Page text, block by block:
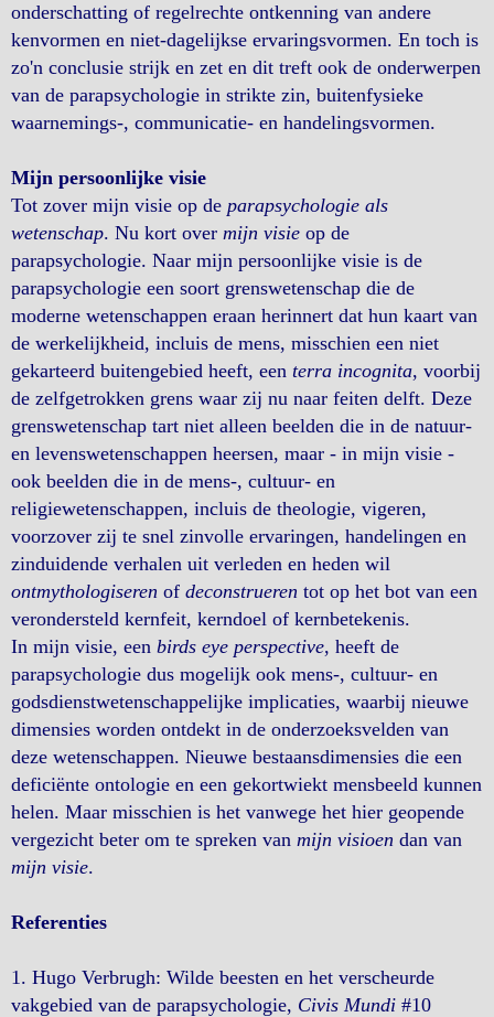
onderschatting of regelrechte ontkenning van andere
kenvormen en niet-dagelijkse ervaringsvormen. En toch is
zo'n conclusie strijk en zet en dit treft ook de onderwerpen
van de parapsychologie in strikte zin, buitenfysieke
waarnemings-, communicatie- en handelingsvormen.
Mijn persoonlijke visie
Tot zover mijn visie op de parapsychologie als
wetenschap. Nu kort over mijn visie op de
parapsychologie. Naar mijn persoonlijke visie is de
parapsychologie een soort grenswetenschap die de
moderne wetenschappen eraan herinnert dat hun kaart van
de werkelijkheid, incluis de mens, misschien een niet
gekarteerd buitengebied heeft, een terra incognita, voorbij
de zelfgetrokken grens waar zij nu naar feiten delft. Deze
grenswetenschap tart niet alleen beelden die in de natuur-
en levenswetenschappen heersen, maar - in mijn visie -
ook beelden die in de mens-, cultuur- en
religiewetenschappen, incluis de theologie, vigeren,
voorzover zij te snel zinvolle ervaringen, handelingen en
zinduidende verhalen uit verleden en heden wil
ontmythologiseren of deconstrueren tot op het bot van een
verondersteld kernfeit, kerndoel of kernbetekenis.
In mijn visie, een birds eye perspective, heeft de
parapsychologie dus mogelijk ook mens-, cultuur- en
godsdienstwetenschappelijke implicaties, waarbij nieuwe
dimensies worden ontdekt in de onderzoeksvelden van
deze wetenschappen. Nieuwe bestaansdimensies die een
deficiënte ontologie en een gekortwiekt mensbeeld kunnen
helen. Maar misschien is het vanwege het hier geopende
vergezicht beter om te spreken van mijn visioen dan van
mijn visie.
Referenties
1. Hugo Verbrugh: Wilde beesten en het verscheurde
vakgebied van de parapsychologie, Civis Mundi #10